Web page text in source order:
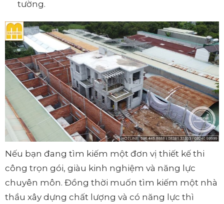
tường.
Nếu bạn đang tìm kiếm một đơn vị thiết kế thi
công trọn gói, giàu kinh nghiệm và năng lực
chuyên môn. Đồng thời muốn tìm kiếm một nhà
thầu xây dựng chất lượng và có năng lực thì